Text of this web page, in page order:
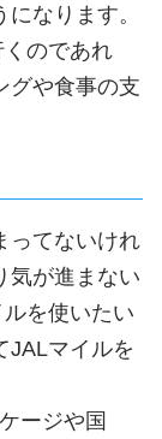
なります。
のであれ
グや食事の支
ってないけれ
気が進まない
を使いたい
JALマイルを
ージや国